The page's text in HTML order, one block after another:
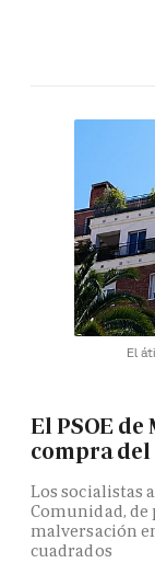
El
El PSOE
compra
Los socialistas
Comunidad,
malversación
cuadrados